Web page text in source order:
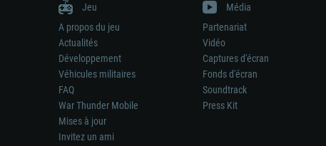
Jeu
A propos du jeu
Actualités
Développement
Véhicules militaires
FAQ
War Thunder Mobile
Mises à jour
Invitez un ami
Média
Partenariat
Vidéo
Captures d'écran
Fonds d'écran
Soundtrack
Press Kit